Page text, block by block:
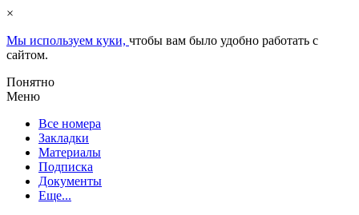
×
Мы используем куки, чтобы вам было удобно работать с
сайтом.
Понятно
Меню
Все номера
Закладки
Материалы
Подписка
Документы
Еще...